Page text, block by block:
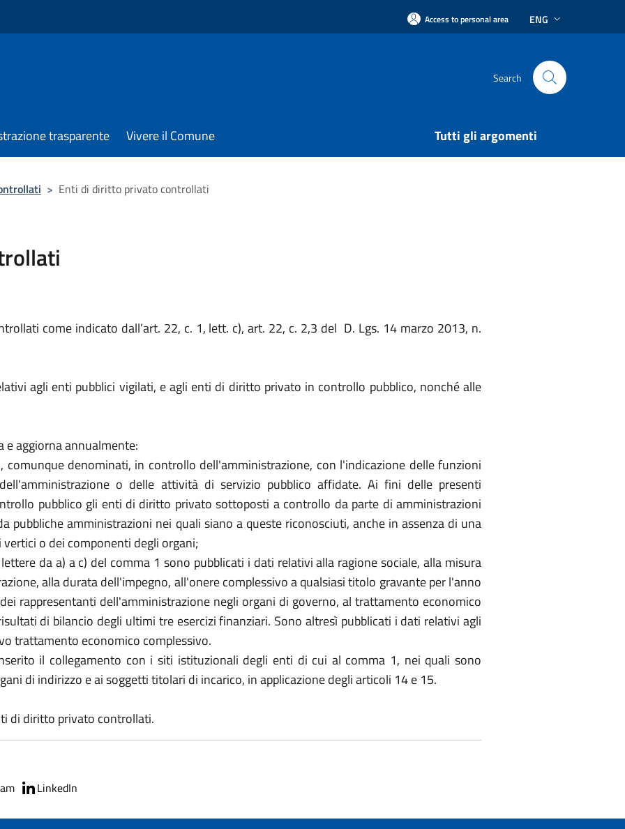
Access to personal area ENG
Search
trasparente Vivere il Comune Tutti gli argomenti
> Enti di diritto privato controllati
come indicato dall’art. 22, c. 1, lett. c), art. 22, c. 2,3 del D. Lgs. 14 marzo 2013, n.
agli enti pubblici vigilati, e agli enti di diritto privato in controllo pubblico, nonché alle
e aggiorna annualmente:
denominati, in controllo dell'amministrazione, con l'indicazione delle funzioni
o delle attività di servizio pubblico affidate. Ai fini delle presenti
pubblico gli enti di diritto privato sottoposti a controllo da parte di amministrazioni
pubbliche amministrazioni nei quali siano a queste riconosciuti, anche in assenza di una
o dei componenti degli organi;
da a) a c) del comma 1 sono pubblicati i dati relativi alla ragione sociale, alla misura
alla durata dell'impegno, all'onere complessivo a qualsiasi titolo gravante per l'anno
rappresentanti dell'amministrazione negli organi di governo, al trattamento economico
di bilancio degli ultimi tre esercizi finanziari. Sono altresì pubblicati i dati relativi agli
trattamento economico complessivo.
il collegamento con i siti istituzionali degli enti di cui al comma 1, nei quali sono
di indirizzo e ai soggetti titolari di incarico, in applicazione degli articoli 14 e 15.
di diritto privato controllati.
LinkedIn